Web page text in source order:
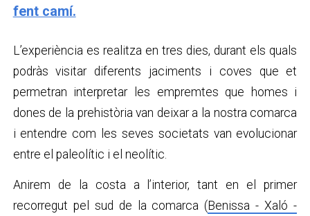
fent camí.
L’experiència es realitza en tres dies, durant els quals
podràs visitar diferents jaciments i coves que et
permetran interpretar les empremtes que homes i
dones de la prehistòria van deixar a la nostra comarca
i entendre com les seves societats van evolucionar
entre el paleolític i el neolític.
Anirem de la costa a l’interior, tant en el primer
recorregut pel sud de la comarca (Benissa - Xaló -